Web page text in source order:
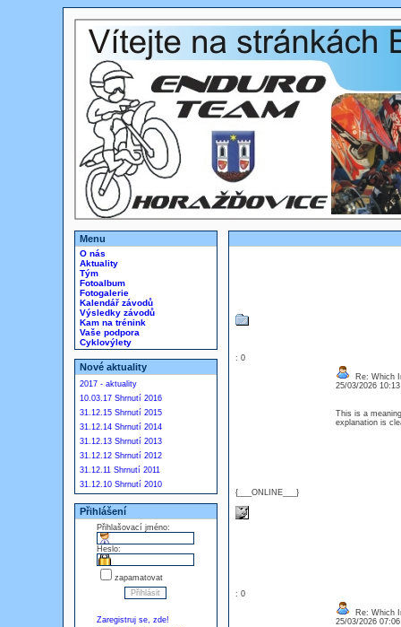
Menu
O nás
Aktuality
Tým
Fotoalbum
Fotogalerie
Kalendář závodů
Výsledky závodů
Kam na trénink
Vaše podpora
Cyklovýlety
Nové aktuality
2017 - aktuality
10.03.17 Shrnutí 2016
31.12.15 Shrnutí 2015
31.12.14 Shrnutí 2014
31.12.13 Shrnutí 2013
31.12.12 Shrnutí 2012
31.12.11 Shrnutí 2011
31.12.10 Shrnutí 2010
Přihlášení
Přihlašovací jméno:
Heslo:
zapamatovat
Zaregistruj se, zde!
: 0
{___ONLINE___}
Re: Which
25/03/2026
This is a
explanation is
: 0
Re: Which
25/03/2026